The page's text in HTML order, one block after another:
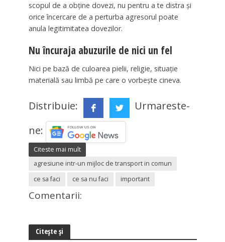
scopul de a obține dovezi, nu pentru a te distra și
orice încercare de a perturba agresorul poate
anula legitimitatea dovezilor.
Nu încuraja abuzurile de nici un fel
Nici pe bază de culoarea pielii, religie, situație
materială sau limbă pe care o vorbește cineva.
Distribuie:
Urmareste-
ne:
Citeste mai mult
agresiune intr-un mijloc de transport in comun
ce sa faci
ce sa nu faci important
Comentarii:
Citește și